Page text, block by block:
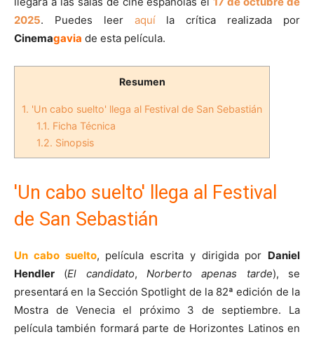
2025. Puedes leer aquíla crítica realizada por
Cinemagavia de esta película.
Resumen
1. 'Un cabo suelto' llega al Festival de San Sebastián
1.1. Ficha Técnica
1.2. Sinopsis
'Un cabo suelto' llega al Festival
de San Sebastián
Un cabo suelto, película escrita y dirigida por Daniel
Hendler (El candidato,Norberto apenas tarde), se
presentará en la Sección Spotlight de la 82ª edición de la
Mostra de Venecia el próximo 3 de septiembre. La
película también formará parte de Horizontes Latinos en